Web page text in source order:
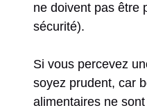
ne doivent pas être
sécurité).
Si vous percevez
soyez prudent, car
alimentaires ne